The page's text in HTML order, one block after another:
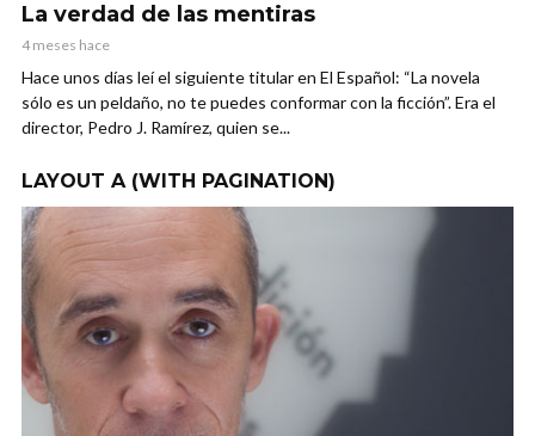
La verdad de las mentiras
4 meses hace
Hace unos días leí el siguiente titular en El Español: “La novela
sólo es un peldaño, no te puedes conformar con la ficción”. Era el
director, Pedro J. Ramírez, quien se...
LAYOUT A (WITH PAGINATION)